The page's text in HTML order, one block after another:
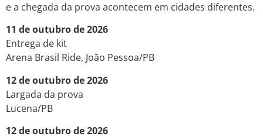
e a chegada da prova acontecem em cidades diferentes.
11 de outubro de 2026
Entrega de kit
Arena Brasil Ride, João Pessoa/PB
12 de outubro de 2026
Largada da prova
Lucena/PB
12 de outubro de 2026